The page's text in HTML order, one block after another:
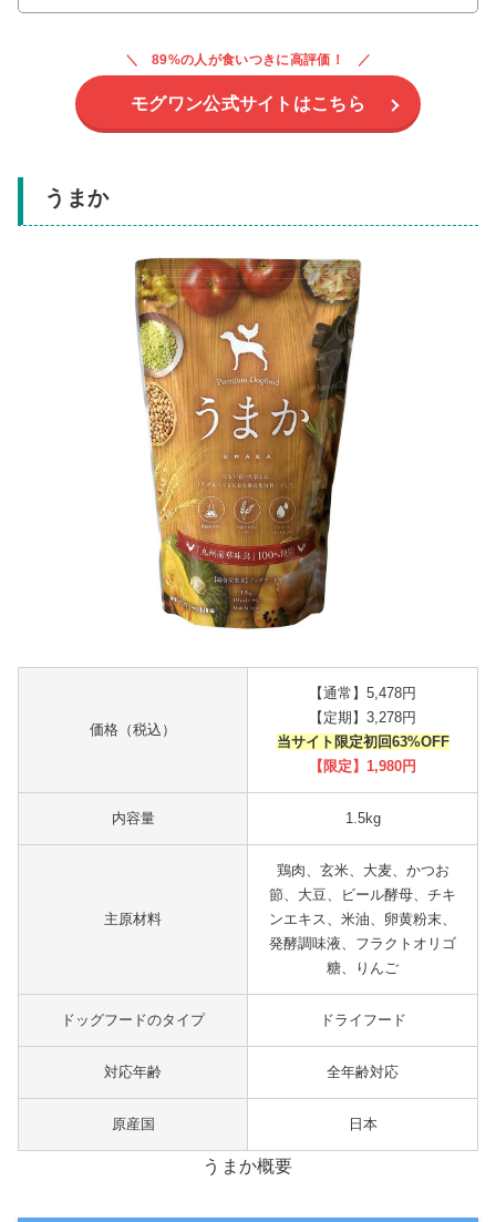
89%の人が食いつきに高評価！
モグワン公式サイトはこちら
うまか
価格（税込）
【通常】5,478円
【定期】3,278円
当サイト限定初回63%OFF
【限定】1,980円
内容量 1.5kg
主原材料
鶏肉、玄米、大麦、かつお
節、大豆、ビール酵母、チキ
ンエキス、米油、卵黄粉末、
発酵調味液、フラクトオリゴ
糖、りんご
ドッグフードのタイプ ドライフード
対応年齢 全年齢対応
原産国 日本
うまか概要